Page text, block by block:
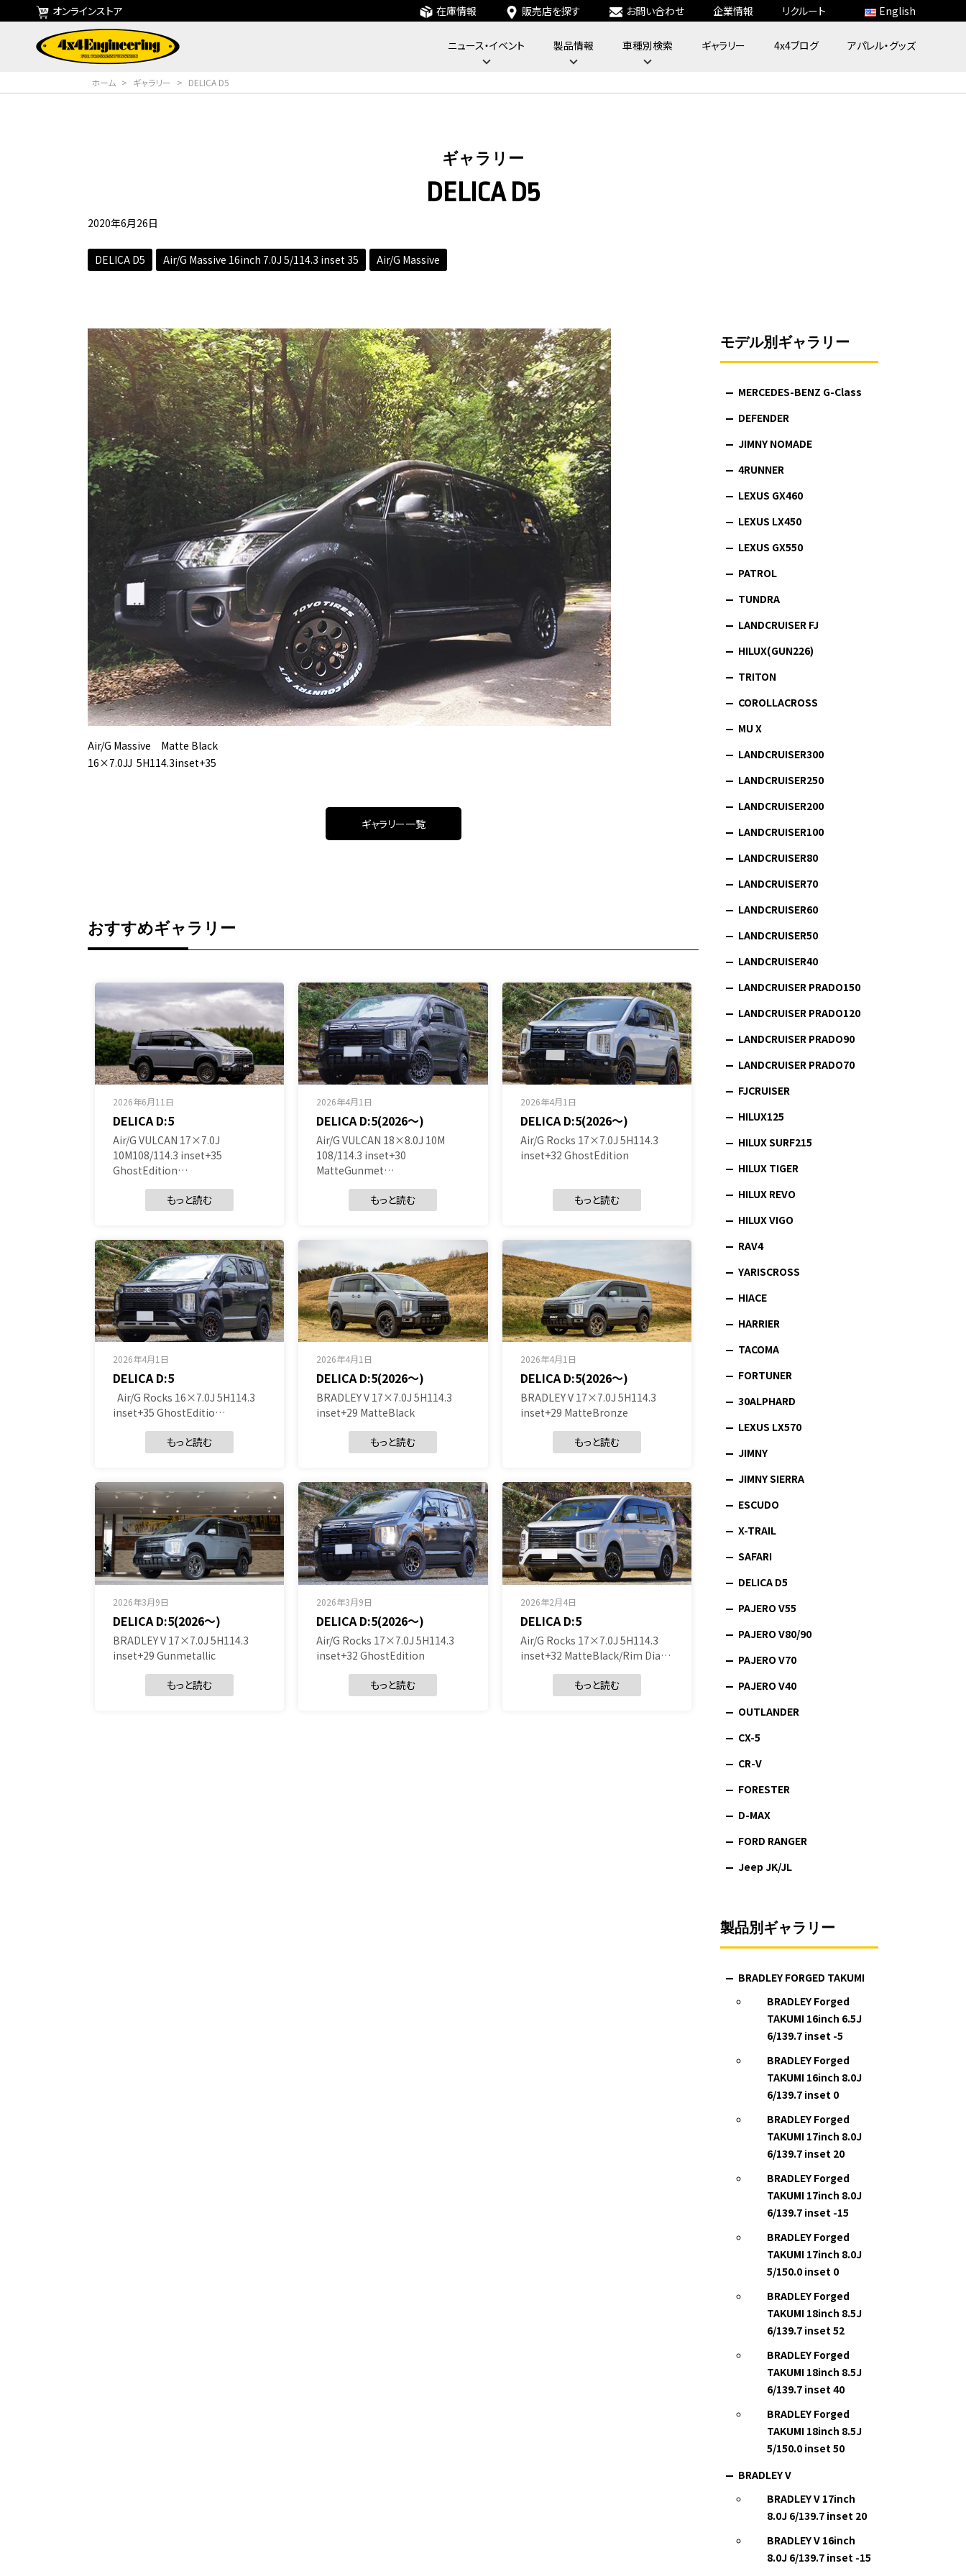
ニュース・イベント 製品情報 車種別検索 ギャラリー 4x4ブログ アパレル・グッズ
オンラインストア 在庫情報 販売店を探す お問い合わせ 企業情報 リクルート English
ホーム > ギャラリー > DELICA D5
ギャラリー
DELICA D5
2020年6月26日
DELICA D5 Air/G Massive 16inch 7.0J 5/114.3 inset 35 Air/G Massive
Air/G Massive Matte Black
16×7.0JJ 5H114.3inset+35
ギャラリー一覧
おすすめギャラリー
2026年6月11日
DELICA D:5
Air/G VULCAN 17×7.0J
10M108/114.3 inset+35
GhostEdition…
もっと読む
2026年4月1日
DELICA D:5(2026～)
Air/G VULCAN 18×8.0J 10M
108/114.3 inset+30
MatteGunmet…
もっと読む
2026年4月1日
DELICA D:5(2026～)
Air/G Rocks 17×7.0J 5H114.3
inset+32 GhostEdition
もっと読む
2026年4月1日
DELICA D:5
Air/G Rocks 16×7.0J 5H114.3
inset+35 GhostEditio…
もっと読む
2026年4月1日
DELICA D:5(2026～)
BRADLEY V 17×7.0J 5H114.3
inset+29 MatteBlack
もっと読む
2026年4月1日
DELICA D:5(2026～)
BRADLEY V 17×7.0J 5H114.3
inset+29 MatteBronze
もっと読む
2026年3月9日
DELICA D:5(2026～)
BRADLEY V 17×7.0J 5H114.3
inset+29 Gunmetallic
もっと読む
2026年3月9日
DELICA D:5(2026～)
Air/G Rocks 17×7.0J 5H114.3
inset+32 GhostEdition
もっと読む
2026年2月4日
DELICA D:5
Air/G Rocks 17×7.0J 5H114.3
inset+32 MatteBlack/Rim Dia…
もっと読む
モデル別ギャラリー
MERCEDES-BENZ G-Class
DEFENDER
JIMNY NOMADE
4RUNNER
LEXUS GX460
LEXUS LX450
LEXUS GX550
PATROL
TUNDRA
LANDCRUISER FJ
HILUX(GUN226)
TRITON
COROLLACROSS
MU X
LANDCRUISER300
LANDCRUISER250
LANDCRUISER200
LANDCRUISER100
LANDCRUISER80
LANDCRUISER70
LANDCRUISER60
LANDCRUISER50
LANDCRUISER40
LANDCRUISER PRADO150
LANDCRUISER PRADO120
LANDCRUISER PRADO90
LANDCRUISER PRADO70
FJCRUISER
HILUX125
HILUX SURF215
HILUX TIGER
HILUX REVO
HILUX VIGO
RAV4
YARISCROSS
HIACE
HARRIER
TACOMA
FORTUNER
30ALPHARD
LEXUS LX570
JIMNY
JIMNY SIERRA
ESCUDO
X-TRAIL
SAFARI
DELICA D5
PAJERO V55
PAJERO V80/90
PAJERO V70
PAJERO V40
OUTLANDER
CX-5
CR-V
FORESTER
D-MAX
FORD RANGER
Jeep JK/JL
製品別ギャラリー
BRADLEY FORGED TAKUMI
BRADLEY Forged
TAKUMI 16inch 6.5J
6/139.7 inset -5
BRADLEY Forged
TAKUMI 16inch 8.0J
6/139.7 inset 0
BRADLEY Forged
TAKUMI 17inch 8.0J
6/139.7 inset 20
BRADLEY Forged
TAKUMI 17inch 8.0J
6/139.7 inset -15
BRADLEY Forged
TAKUMI 17inch 8.0J
5/150.0 inset 0
BRADLEY Forged
TAKUMI 18inch 8.5J
6/139.7 inset 52
BRADLEY Forged
TAKUMI 18inch 8.5J
6/139.7 inset 40
BRADLEY Forged
TAKUMI 18inch 8.5J
5/150.0 inset 50
BRADLEY V
BRADLEY V 17inch
8.0J 6/139.7 inset 20
BRADLEY V 16inch
8.0J 6/139.7 inset -15